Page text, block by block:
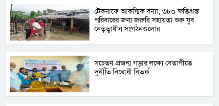
টেকনাফে আকস্মিক বন্যা; ৩৮০ ক্ষতিগ্রস্ত
পরিবারের জন্য জরুরি সহায়তা শুরু যুব
নেতৃত্বাধীন সংগঠনগুলোর
সচেতন প্রজন্ম গড়ার লক্ষ্যে বেতাগীতে
দুর্নীতি বিরোধী বিতর্ক